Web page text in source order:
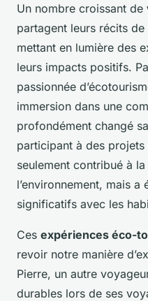
Un nombre croissant de
partagent leurs récits
mettant en lumière des
leurs impacts positifs.
passionnée
immersion dans une
profondément changé
participant à des
seulement contribué à
l’environnement, mais a
significatifs avec les
Ces expériences éco-
revoir notre manière
Pierre, un autre
durables lors de ses